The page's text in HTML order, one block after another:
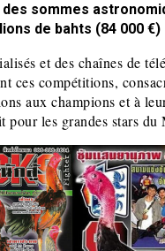
sommes
de bahts (84 000 €)
et des chaînes de
ces compétitions,
aux champions et à
pour les grandes stars du